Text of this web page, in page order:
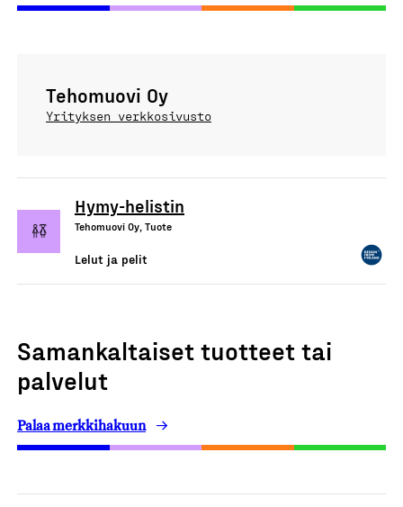
Tehomuovi Oy
Yrityksen verkkosivusto
Hymy-helistin
Tehomuovi Oy, Tuote
Lelut ja pelit
Samankaltaiset tuotteet tai
palvelut
Palaa merkkihakuun